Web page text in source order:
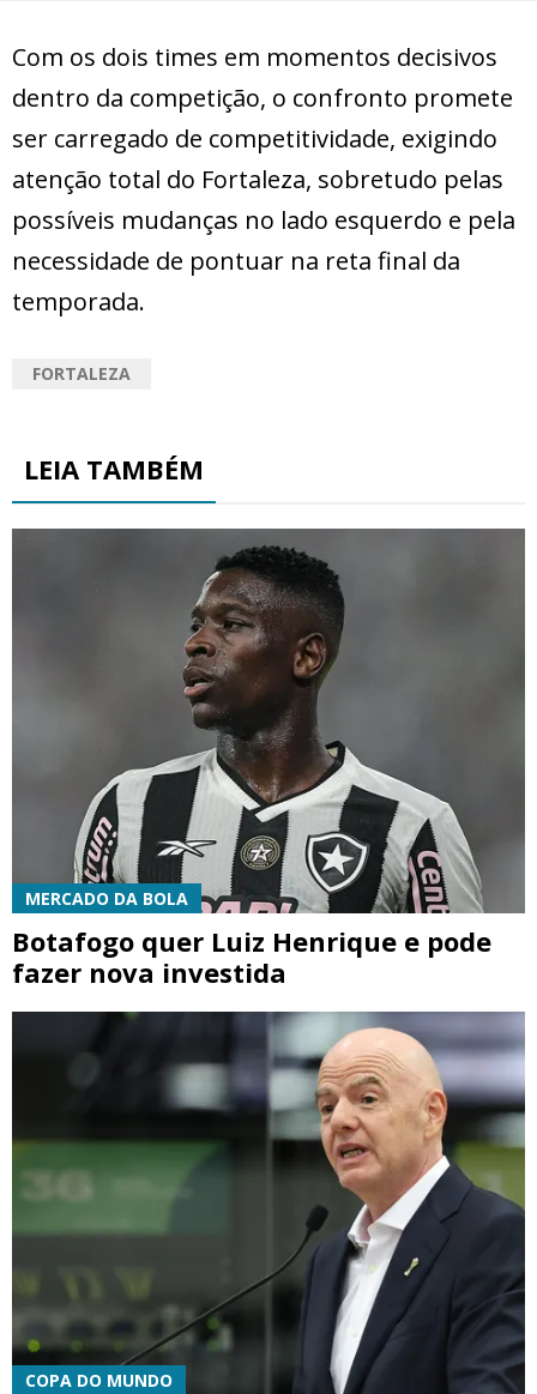
Com os dois times em momentos decisivos
dentro da competição, o confronto promete
ser carregado de competitividade, exigindo
atenção total do Fortaleza, sobretudo pelas
possíveis mudanças no lado esquerdo e pela
necessidade de pontuar na reta final da
temporada.
FORTALEZA
LEIA TAMBÉM
MERCADO DA BOLA
Botafogo quer Luiz Henrique e pode
fazer nova investida
COPA DO MUNDO